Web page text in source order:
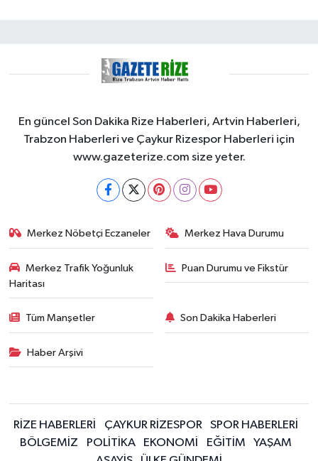
En güncel Son Dakika Rize Haberleri, Artvin Haberleri,
Trabzon Haberleri ve Çaykur Rizespor Haberleri için
www.gazeterize.com size yeter.
Merkez Nöbetçi Eczaneler Merkez Hava Durumu
Merkez Trafik Yoğunluk
Haritası
Puan Durumu ve Fikstür
Tüm Manşetler Son Dakika Haberleri
Haber Arşivi
RİZE HABERLERİ ÇAYKUR RİZESPOR
SPOR HABERLERİ
BÖLGEMİZ
POLİTİKA EKONOMİ EĞİTİM
YAŞAM